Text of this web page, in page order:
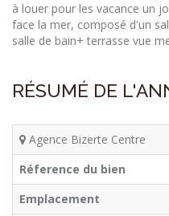
à louer pour les vacance un
face la mer, composé d'un
salle de bain+ terrasse vue
RÉSUMÉ DE
Agence Bizerte Centre
Réference du bien
Emplacement